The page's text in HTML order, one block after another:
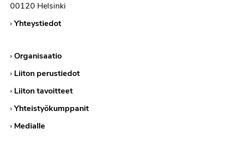
00120 Helsinki
›Yhteystiedot
›Organisaatio
› Liiton perustiedot
› Liiton tavoitteet
›Yhteistyökumppanit
› Medialle